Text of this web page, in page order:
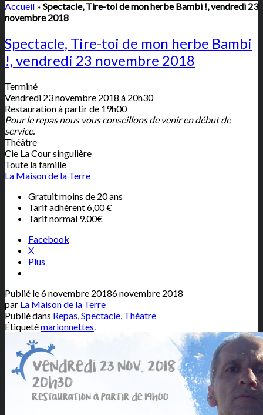
Accueil » Spectacle, Tire-toi de mon herbe Bambi !, vendredi 23
novembre 2018
Spectacle, Tire-toi de mon herbe Bambi
!, vendredi 23 novembre 2018
Terminé
Vendredi 23 novembre 2018 à 20h30
Restauration à partir de 19h00
Pour le repas nous vous conseillons de venir en début de
service.
Théâtre
Cie La Cour singulière
Toute la famille
La Maison de la Terre
Gratuit moins de 20 ans
Tarif adhérent 6,00 €
Tarif normal 9.00€
Facebook
X
Plus
Publié le6 novembre 20186 novembre 2018
par La Maison de la Terre
Publié dans Repas,Spectacle, Théatre
Étiquetémarionnettes.